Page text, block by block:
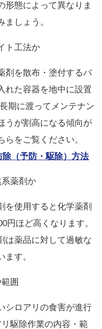
形態によって異なりま
ましょう。
ト工法か
剤を散布・塗付するバ
れた容器を地中に設置
期に渡ってメンテナン
うが割高になる傾向が
をご覧ください。
（予防・駆除）方法
薬剤か
を使用すると化学薬剤
円ほど高くなります。
は薬品に対して過敏な
ます。
囲
シロアリの食害が進行
駆除作業の内容・範